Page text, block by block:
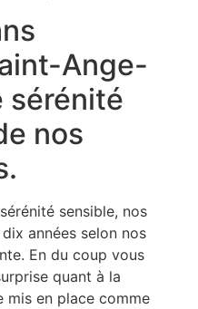
Ange-
sérénité
nos
sensible, nos
années selon nos
En du coup vous
quant à la
mis en place comme